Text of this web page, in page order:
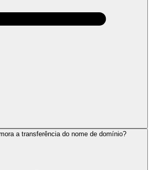
a transferência do nome de domínio?